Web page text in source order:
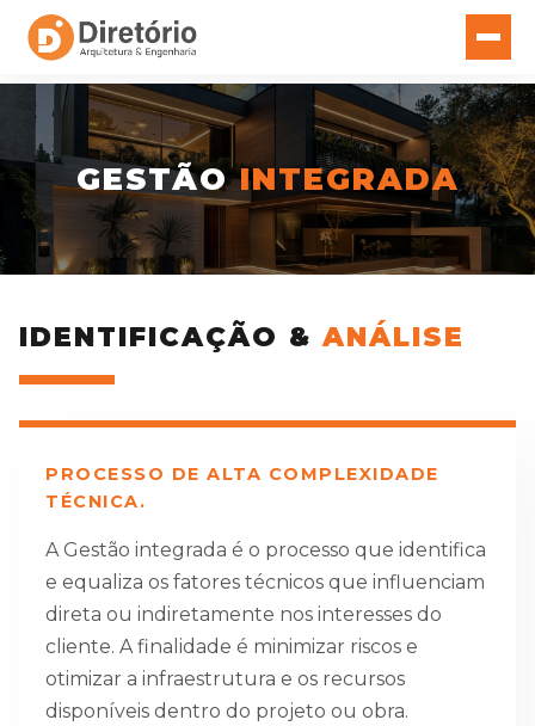
GESTÃOINTEGRADA
IDENTIFICAÇÃO &ANÁLISE
PROCESSO DE ALTA COMPLEXIDADE
TÉCNICA.
A Gestão integrada é o processo que identifica
e equaliza os fatores técnicos que influenciam
direta ou indiretamente nos interesses do
cliente. A finalidade é minimizar riscos e
otimizar a infraestrutura e os recursos
disponíveis dentro do projeto ou obra.